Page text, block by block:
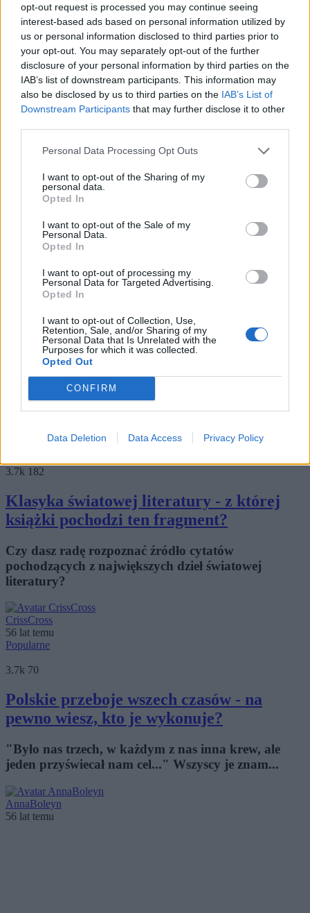
opt-out request is processed you may continue seeing
interest-based ads based on personal information utilized by
us or personal information disclosed to third parties prior to
your opt-out. You may separately opt-out of the further
disclosure of your personal information by third parties on the
IAB’s list of downstream participants. This information may
also be disclosed by us to third parties on the IAB’s List of
Downstream Participants that may further disclose it to other
Personal Data Processing Opt Outs
I want to opt-out of the Sharing of my
personal data.
Opted In
I want to opt-out of the Sale of my
Personal Data.
Opted In
I want to opt-out of processing my
Personal Data for Targeted Advertising.
Opted In
I want to opt-out of Collection, Use,
Retention, Sale, and/or Sharing of my
Personal Data that Is Unrelated with the
Purposes for which it was collected.
Opted Out
CONFIRM
Data Deletion Data Access Privacy Policy
Imię, nazwisko i krótki opis - czy to Ci wystarczy,
żeby skojarzyć bohatera filmowego z filmem,...
Zaczytana w filmach
56 lat temu
Popularne
Odgadniesz, jakiej liczby brakuje w
tytule książki?
Książki z liczbami w tytule - czy na pewno
56 lat temu
Popularne
Czy rozpoznasz powieść po 3 słowach?
Czy będziesz w stanie rozpoznać powieść po trzech
słowach-kluczach?
56 lat temu
3.7k 182
Klasyka światowej literatury - z której
książki pochodzi ten fragment?
Czy dasz radę rozpoznać źródło cytatów
pochodzących z największych dzieł światowej
literatury?
CrissCross
56 lat temu
Popularne
3.7k 70
Polskie przeboje wszech czasów - na
pewno wiesz, kto je wykonuje?
"Było nas trzech, w każdym z nas inna krew, ale
jeden przyświecał nam cel..." Wszyscy je znam...
AnnaBoleyn
56 lat temu